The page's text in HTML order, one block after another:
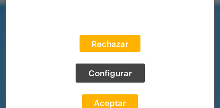
Rechazar
Configurar
Aceptar